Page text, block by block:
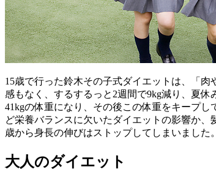
15歳で行った鈴木その子式ダイエットは、「
感もなく、するするっと2週間で9kg減り、夏
41kgの体重になり、その後この体重をキープ
ど栄養バランスに欠いたダイエットの影響か
歳から身長の伸びはストップしてしまいました
大人のダイエット